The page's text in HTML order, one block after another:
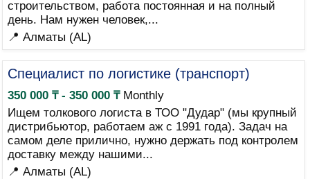
строительством, работа постоянная и на полный
день. Нам нужен человек,...
📍 Алматы (AL)
Специалист по логистике (транспорт)
350 000 ₸ - 350 000 ₸Monthly
Ищем толкового логиста в ТОО "Дудар" (мы крупный
дистрибьютор, работаем аж с 1991 года). Задач на
самом деле прилично, нужно держать под контролем
доставку между нашими...
📍 Алматы (AL)